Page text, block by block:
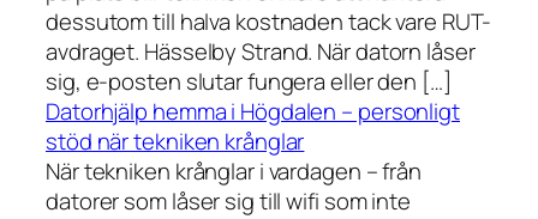
dessutom till halva kostnaden tack vare RUT-
avdraget. Hässelby Strand. När datorn låser
sig, e-posten slutar fungera eller den […]
Datorhjälp hemma i Högdalen – personligt
stöd när tekniken krånglar
När tekniken krånglar i vardagen – från
datorer som låser sig till wifi som inte